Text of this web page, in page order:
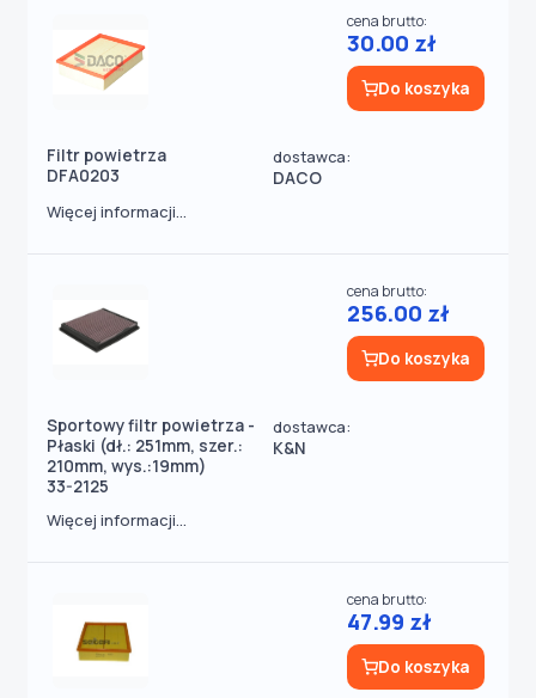
Filtr powietrza
DFA0203
dostawca:
DACO
cena brutto:
30.00 zł
Do koszyka
Więcej informacji...
Sportowy filtr powietrza -
Płaski (dł.: 251mm, szer.:
210mm, wys.:19mm)
33-2125
dostawca:
K&N
cena brutto:
256.00 zł
Do koszyka
Więcej informacji...
cena brutto:
47.99 zł
Do koszyka